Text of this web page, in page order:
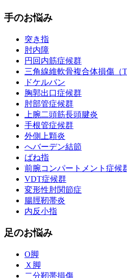
手のお悩み
突き指
肘内障
円回内筋症候群
三角線維軟骨複合体損傷（
ドケルバン
胸郭出口症候群
肘部管症候群
上腕二頭筋長頭腱炎
手根管症候群
外側上顆炎
へバーデン結節
ばね指
前腕コンパートメント症候
VDT症候群
変形性肘関節症
腸脛靭帯炎
内反小指
足のお悩み
О脚
Ｘ脚
二分靭帯損傷